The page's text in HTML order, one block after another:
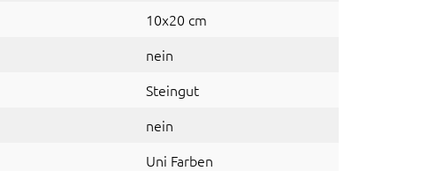
10x20 cm
nein
Steingut
nein
Uni Farben